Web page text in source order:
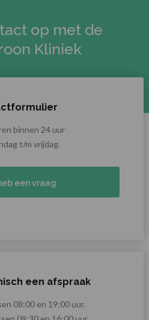
op met de
Kliniek
binnen 24 uur
t/m vrijdag.
een vraag
een afspraak
08:00 en 19:00 uur.